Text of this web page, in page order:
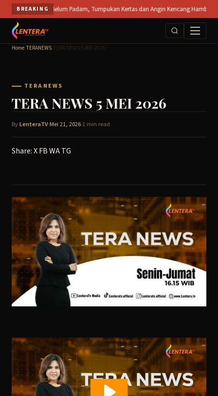
Skip
to
content
BREAKING
Mojokerto Belum Padam, Tumpukan Kertas dan Angin Kencang Hambat
Home /TERANEWS TERA NEWS 5 MEI 2026
TERANEWS
TERA NEWS 5 MEI 2026
ByLenteraTV·Mei 21, 2026·1 min read
Share:XFBWATG